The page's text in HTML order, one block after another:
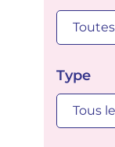
Type